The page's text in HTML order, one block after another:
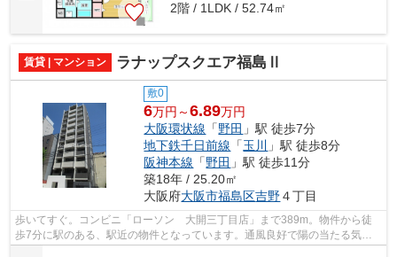
2階 / 1LDK / 52.74㎡
賃貸 | マンション ラナップスクエア福島Ⅱ
敷0
6万円～6.89万円
大阪環状線 「野田 」駅 徒歩7分
地下鉄千日前線 「玉川
」駅 徒歩8分
阪神本線 「野田 」駅 徒歩11分
築18年 / 25.20㎡
大阪府大阪市福島区吉野４丁目
歩いてすぐ。コンビニ「ローソン 大開三丁目店」まで389m。物件から徒
歩7分に駅のある、駅近の物件となっています。通風良好で陽の当たる気持
ちの良いマンションをご提供いたします。...